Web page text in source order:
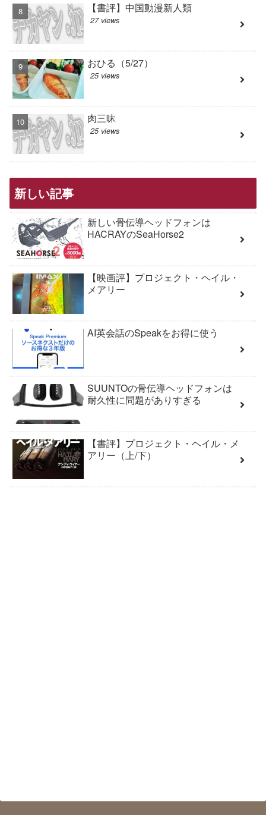
【書評】中国動漫新人類
27 views
おひる（5/27）
25 views
肉三昧
25 views
新しい記事
新しい骨伝導ヘッドフォンは
HACRAYのSeaHorse2
【映画評】プロジェクト・ヘイル・
メアリー
AI英会話のSpeakをお得に使う
SUUNTOの骨伝導ヘッドフォンは
耐久性に問題がありすぎる
【書評】プロジェクト・ヘイル・メ
アリー（上/下）